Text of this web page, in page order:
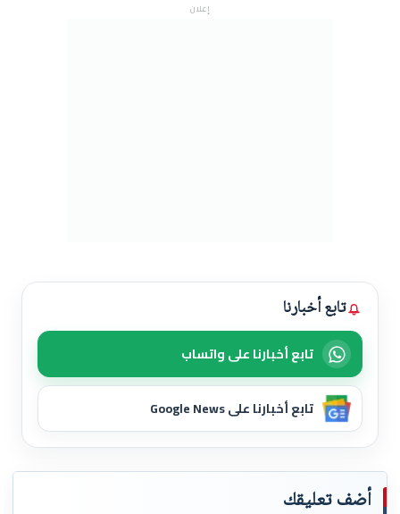
إعلان
تابع أخبارنا
تابع أخبارنا على واتساب
تابع أخبارنا على Google News
أضف تعليقك